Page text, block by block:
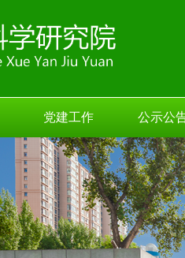
党建工作 公示公